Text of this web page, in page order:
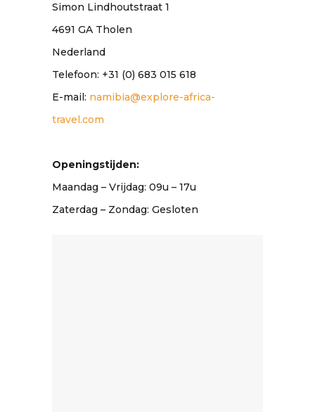
​Simon Lindhoutstraat 1
4691 GA Tholen
Nederland
Telefoon: +31 (0) 683 015 618
E-mail: namibia@explore-africa-
travel.com
Openingstijden:
Maandag – Vrijdag: 09u – 17u
Zaterdag – Zondag: Gesloten